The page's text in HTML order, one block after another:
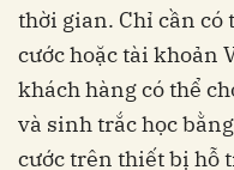
thời gian. Chỉ cần có
cước hoặc tài khoản
khách hàng có thể
và sinh trắc học
cước trên thiết bị hỗ